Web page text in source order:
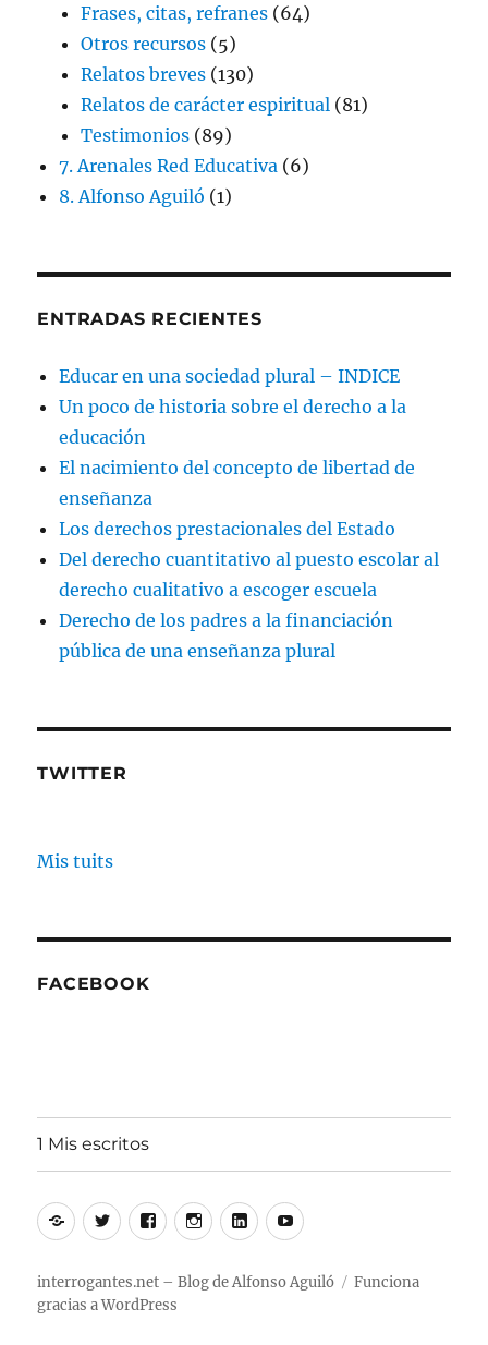
Frases, citas, refranes (64)
Otros recursos (5)
Relatos breves (130)
Relatos de carácter espiritual (81)
Testimonios (89)
7. Arenales Red Educativa (6)
8. Alfonso Aguiló (1)
ENTRADAS RECIENTES
Educar en una sociedad plural – INDICE
Un poco de historia sobre el derecho a la
educación
El nacimiento del concepto de libertad de
enseñanza
Los derechos prestacionales del Estado
Del derecho cuantitativo al puesto escolar al
derecho cualitativo a escoger escuela
Derecho de los padres a la financiación
pública de una enseñanza plural
TWITTER
Mis tuits
FACEBOOK
1 Mis escritos
Alfonso
Aguiló
TwitterFacebookInstagram
LinkedinYoutube
interrogantes.net – Blog de Alfonso Aguiló
Funciona
gracias a WordPress